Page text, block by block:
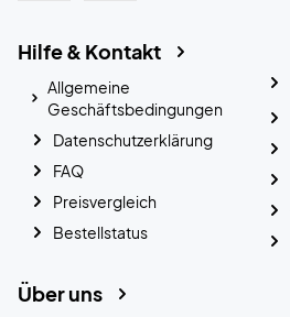
Hilfe & Kontakt
Allgemeine
Geschäftsbedingungen
Datenschutzerklärung
FAQ
Preisvergleich
Bestellstatus
Über uns